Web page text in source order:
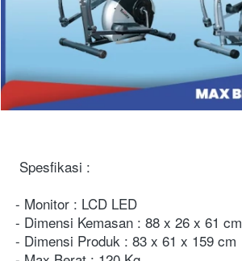
Spesfikasi :
- Monitor : LCD LED
- Dimensi Kemasan : 88 x 26 x 61 cm
- Dimensi Produk : 83 x 61 x 159 cm